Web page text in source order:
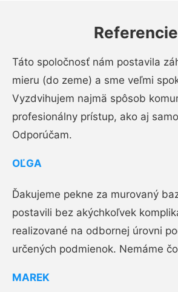
Referencie
Táto spoločnosť nám postavila
mieru (do zeme) a sme veľmi
Vyzdvihujem najmä spôsob
profesionálny prístup, ako aj
Odporúčam.
OĽGA
Ďakujeme pekne za murovaný
postavili bez akýchkoľvek
realizované na odbornej úrovni
určených podmienok. Nemáme
MAREK